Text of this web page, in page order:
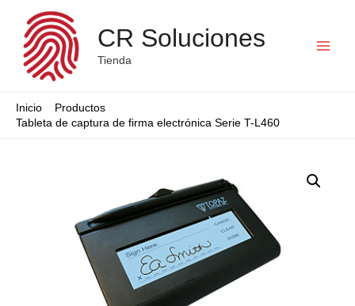
CR Soluciones
Tienda
Inicio
Productos
Tableta de captura de firma electrónica Serie T-L460